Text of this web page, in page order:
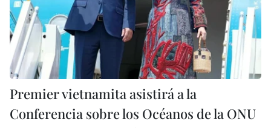
Premier vietnamita asistirá a la
Conferencia sobre los Océanos de la ONU